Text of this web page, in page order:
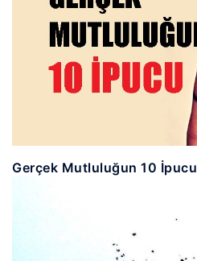
Gerçek Mutluluğun 10 İpucu